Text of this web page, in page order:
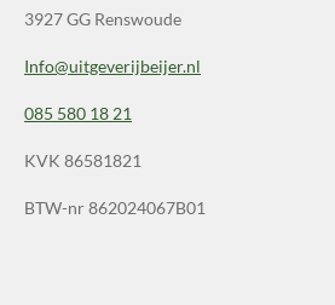
3927 GG Renswoude
Info@uitgeverijbeijer.nl
085 580 18 21
KVK 86581821
BTW-nr 862024067B01